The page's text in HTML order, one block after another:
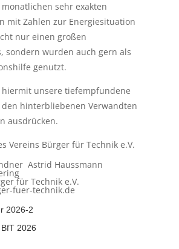
sehr exakten
mit Zahlen zur Energiesituation
nur einen großen
sondern wurden auch gern als
genutzt.
unsere tiefempfundene
hinterbliebenen Verwandten
ausdrücken.
Vereins Bürger für Technik e.V.
Astrid Haussmann
für Technik e.V.
fuer-technik.de
2026-2
2026